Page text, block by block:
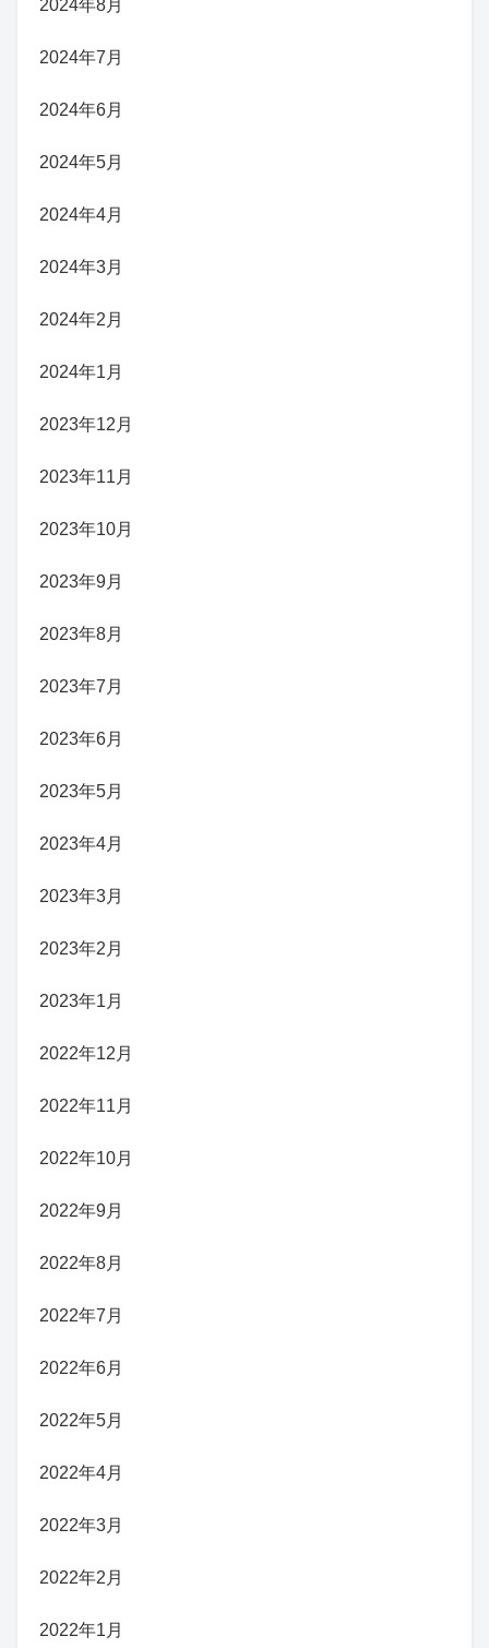
2024年8月
2024年7月
2024年6月
2024年5月
2024年4月
2024年3月
2024年2月
2024年1月
2023年12月
2023年11月
2023年10月
2023年9月
2023年8月
2023年7月
2023年6月
2023年5月
2023年4月
2023年3月
2023年2月
2023年1月
2022年12月
2022年11月
2022年10月
2022年9月
2022年8月
2022年7月
2022年6月
2022年5月
2022年4月
2022年3月
2022年2月
2022年1月